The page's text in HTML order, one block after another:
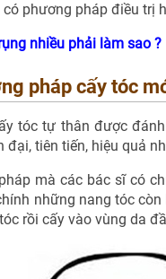
phương pháp điều trị
nhiều phải làm sao ?
pháp cấy tóc
tóc tự thân được
đại, tiên tiến, hiệu quả
mà các bác sĩ có
những nang tóc
rồi cấy vào vùng da